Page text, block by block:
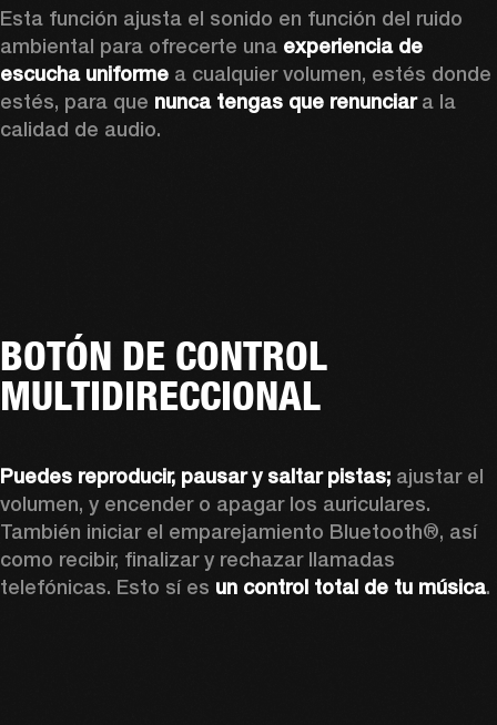
Esta función ajusta el sonido en función del ruido
ambiental para ofrecerte una experiencia de
escucha uniforme a cualquier volumen, estés donde
estés, para que nunca tengas que renunciar a la
calidad de audio.
BOTÓN DE CONTROL
MULTIDIRECCIONAL
Puedes reproducir, pausar y saltar pistas; ajustar el
volumen, y encender o apagar los auriculares.
También iniciar el emparejamiento Bluetooth®, así
como recibir, finalizar y rechazar llamadas
telefónicas. Esto sí es un control total de tu música.